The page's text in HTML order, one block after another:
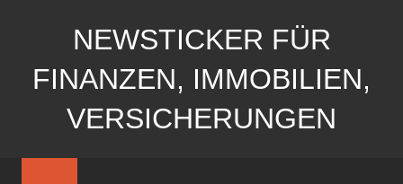
NEWSTICKER FÜR
FINANZEN, IMMOBILIEN,
VERSICHERUNGEN